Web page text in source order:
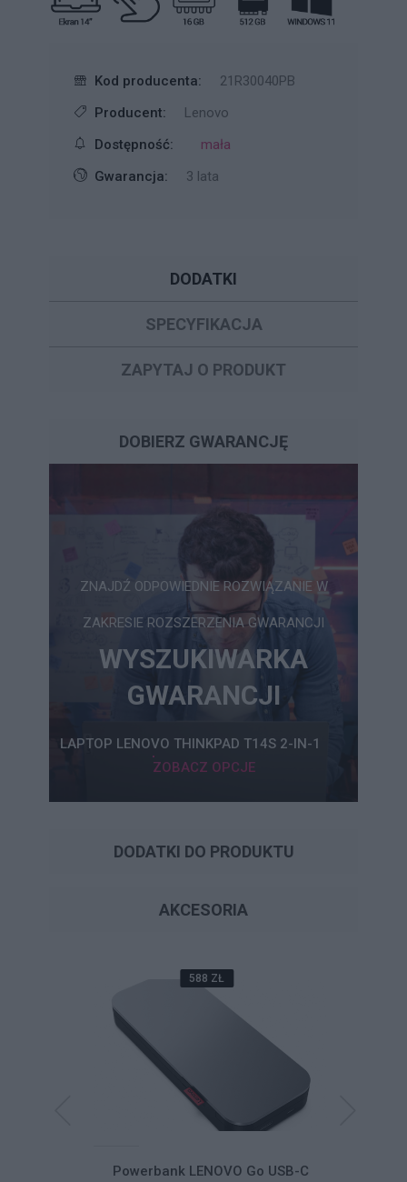
Kod producenta:
21R30040PB
Producent:
Lenovo
Dostępność:
mała
Gwarancja:
3 lata
DODATKI
SPECYFIKACJA
ZAPYTAJ O PRODUKT
DOBIERZ GWARANCJĘ
ZNAJDŹ ODPOWIEDNIE ROZWIĄZANIE W
ZAKRESIE ROZSZERZENIA GWARANCJI
WYSZUKIWARKA
GWARANCJI
LAPTOP LENOVO THINKPAD T14S 2-IN-1
ZOBACZ OPCJE
DODATKI DO PRODUKTU
AKCESORIA
588 ZŁ
Powerbank LENOVO Go USB-C